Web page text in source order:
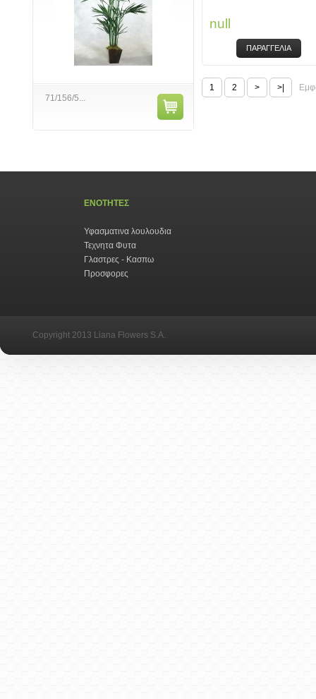
71/156/5...
null
ΠΑΡΑΓΓΕΛΙΑ
1 2 > >|
ΕΝΟΤΗΤΕΣ
Υφασματινα λουλουδια
Τεχνητα Φυτα
Γλαστρες - Κασπω
Προσφορες
Copyright 2013 Liana Flowers S.A.